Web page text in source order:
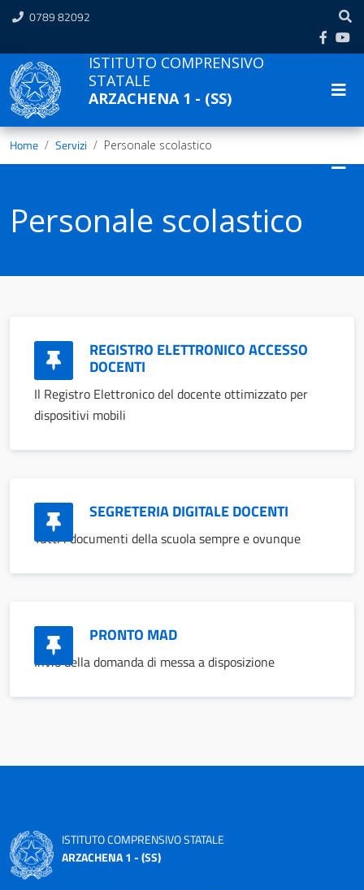
0789 82092
ISTITUTO COMPRENSIVO
STATALE
ARZACHENA 1 - (SS)
Home Servizi Personale scolastico
Personale scolastico
REGISTRO ELETTRONICO ACCESSO
DOCENTI
Il Registro Elettronico del docente ottimizzato per
dispositivi mobili
SEGRETERIA DIGITALE DOCENTI
Tutti i documenti della scuola sempre e ovunque
PRONTO MAD
Invio della domanda di messa a disposizione
ISTITUTO COMPRENSIVO STATALE
ARZACHENA 1 - (SS)